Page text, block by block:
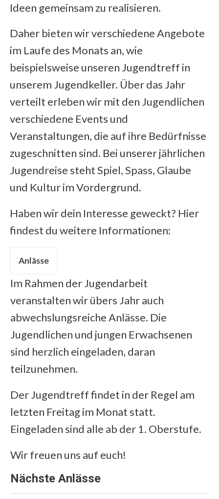
Ideen gemeinsam zu realisieren.
Daher bieten wir verschiedene Angebote
im Laufe des Monats an, wie
beispielsweise unseren Jugendtreff in
unserem Jugendkeller. Über das Jahr
verteilt erleben wir mit den Jugendlichen
verschiedene Events und
Veranstaltungen, die auf ihre Bedürfnisse
zugeschnitten sind. Bei unserer jährlichen
Jugendreise steht Spiel, Spass, Glaube
und Kultur im Vordergrund.
Haben wir dein Interesse geweckt? Hier
findest du weitere Informationen:
Anlässe
Im Rahmen der Jugendarbeit
veranstalten wir übers Jahr auch
abwechslungsreiche Anlässe. Die
Jugendlichen und jungen Erwachsenen
sind herzlich eingeladen, daran
teilzunehmen.
Der Jugendtreff findet in der Regel am
letzten Freitag im Monat statt.
Eingeladen sind alle ab der 1. Oberstufe.
Wir freuen uns auf euch!
Nächste Anlässe